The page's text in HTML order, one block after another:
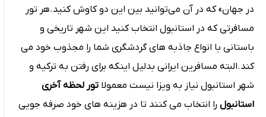
در جهان» که در آن می‌توانید بین این دو کاوش کنید.هر تور
مسافرتی که در استانبول انتخاب کنید این شهر تاریخی و
باستانی با انواع جاذبه های گردشگری شما را مجذوب خود می
کند.البته مسافرین ایرانی بدلیل اینکه برای رفتن به ترکیه و
شهر استانبول نیاز به ویزا نیست معمولاتور لحظه آخری
استانبول را انتخاب می کنند تا در هزینه های خود صرفه جویی